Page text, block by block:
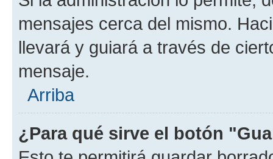
mensajes cerca del mismo.
llevará y guiará a través de
mensaje.
Arriba
¿Para qué sirve el botón